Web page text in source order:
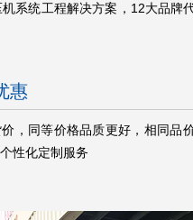
系统工程解决方案，12大品牌
惠
，同等价格品质更好，相同品
性化定制服务